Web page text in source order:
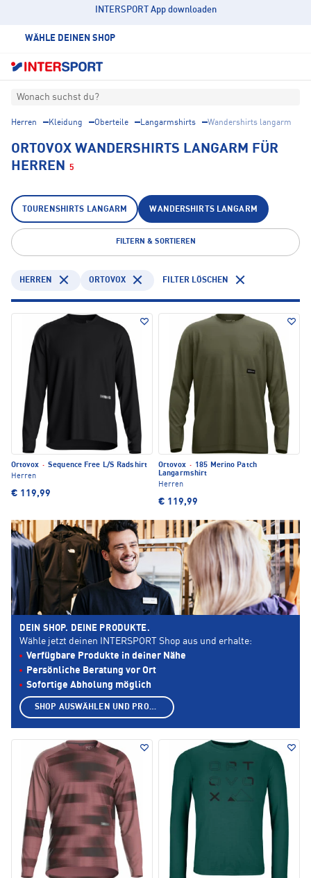
INTERSPORT App downloaden
WÄHLE DEINEN SHOP
Wonach suchst du?
Herren Kleidung Oberteile Langarmshirts Wandershirts langarm
ORTOVOX WANDERSHIRTS LANGARM FÜR
HERREN 5
TOURENSHIRTS LANGARM WANDERSHIRTS LANGARM
FILTERN & SORTIEREN
HERREN ORTOVOX FILTER LÖSCHEN
Ortovox · Sequence Free L/S Radshirt
Herren
€ 119,99
Ortovox · 185 Merino Patch
Langarmshirt
Herren
€ 119,99
DEIN SHOP. DEINE PRODUKTE.
Wähle jetzt deinen INTERSPORT Shop aus und erhalte:
Verfügbare Produkte in deiner Nähe
Persönliche Beratung vor Ort
Sofortige Abholung möglich
SHOP AUSWÄHLEN UND PRODUKTE ANZEIGEN